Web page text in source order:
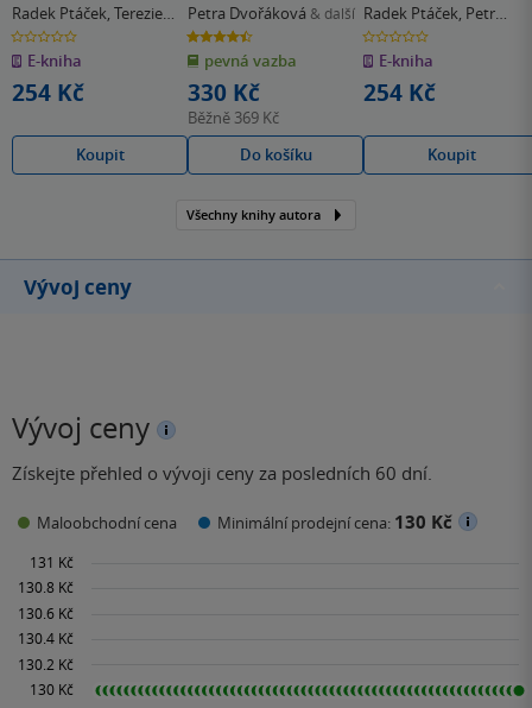
Radek Ptáček, Terezie
Pemová
0.0
z
5
hvězdiček
E-kniha
254 Kč
Koupit
Petra Dvořáková & další
4.5
z
5
hvězdiček
pevná vazba
330 Kč
Běžně 369 Kč
Do košíku
Radek Ptáček, Petr
Bartůněk
0.0
z
5
hvězdiček
E-kniha
254 Kč
Koupit
Všechny knihy autora
Vývoj ceny
Vývoj ceny
Získejte přehled o vývoji ceny za posledních 60 dní.
Maloobchodní cena Minimální prodejní cena: 130 Kč